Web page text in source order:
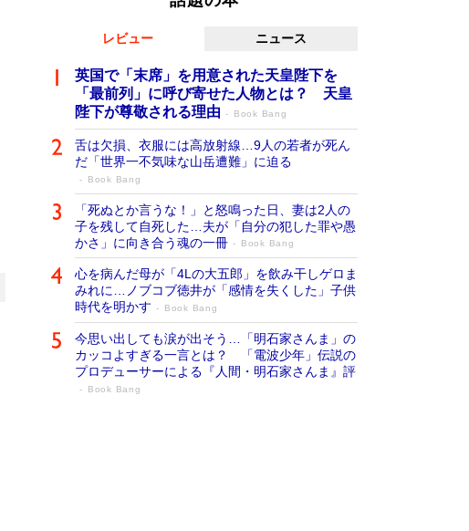
レビュー ニュース
英国で「末席」を用意された天皇陛下を
「最前列」に呼び寄せた人物とは？ 天皇
陛下が尊敬される理由
Book Bang
舌は欠損、衣服には高放射線…9人の若者が死ん
だ「世界一不気味な山岳遭難」に迫る
Book Bang
「死ぬとか言うな！」と怒鳴った日、妻は2人の
子を残して自死した…夫が「自分の犯した罪や愚
かさ」に向き合う魂の一冊
Book Bang
心を病んだ母が「4Lの大五郎」を飲み干しゲロま
みれに…ノブコブ徳井が「感情を失くした」子供
時代を明かす
Book Bang
今思い出しても涙が出そう…「明石家さんま」の
カッコよすぎる一言とは？ 「電波少年」伝説の
プロデューサーによる『人間・明石家さんま』評
Book Bang